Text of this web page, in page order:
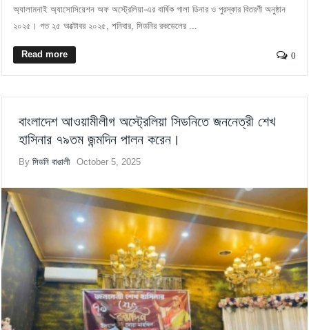
অ্যালামনাই অ্যাসোসিয়েশন অফ অস্ট্রেলিয়া-এর বার্ষিক গালা ডিনার ও পুরস্কার বিতরণী অনুষ্ঠান
২০২৫। গত ২৫ অক্টোবর ২০২৫, শনিবার, সিডনির রকডেলের ...
Read more 0
বাংলাদেশ আওয়ামীলীগ অস্ট্রেলিয়া সিডনিতে জননেত্রী শেখ
হাসিনার ৭৯তম জন্মদিন পালন করেন।
Byসিডনি বাঙালী October 5, 2025